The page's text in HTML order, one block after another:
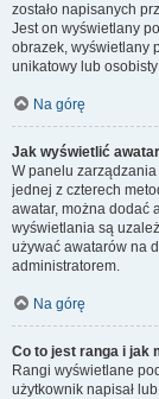
zostało napisanych
Jest on wyświetlany
obrazek, wyświetlany
unikatowy lub
Na górę
Jak wyświetlić
W panelu zarządzania
jednej z czterech
awatar, można dodać
wyświetlania są
używać awatarów na
administratorem.
Na górę
Co to jest ranga i jak
Rangi wyświetlane
użytkownik napisał